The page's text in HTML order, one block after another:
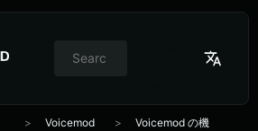
Voicemod
Voicemod の機